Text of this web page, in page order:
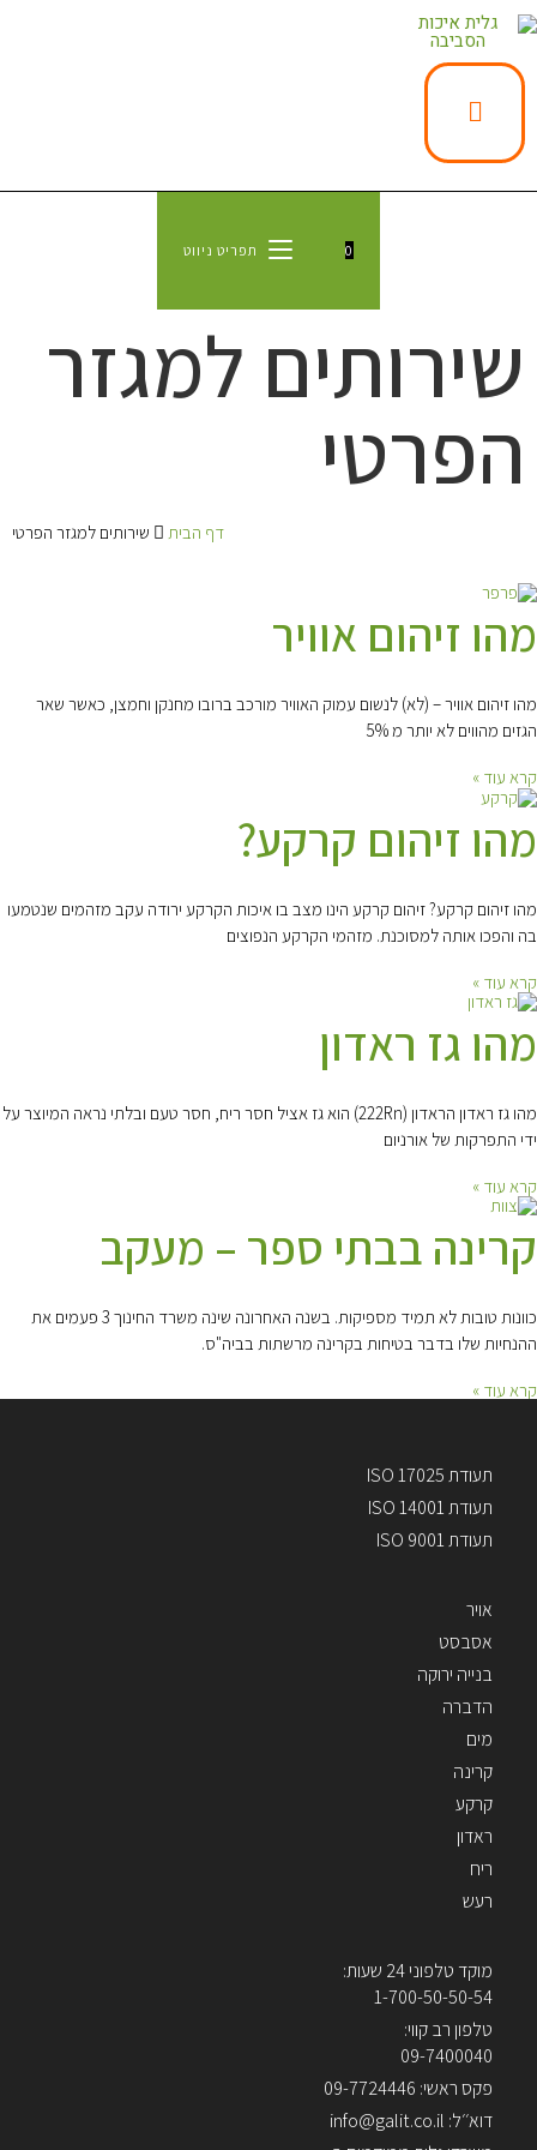
0 תפריט ניווט
שירותים למגזר
הפרטי
דף הבית שירותים למגזר הפרטי
מהו זיהום אוויר
מהו זיהום אוויר – (לא) לנשום עמוק האוויר מורכב ברובו מחנקן וחמצן, כאשר שאר
הגזים מהווים לא יותר מ 5%
קרא עוד »
מהו זיהום קרקע?
מהו זיהום קרקע? זיהום קרקע הינו מצב בו איכות הקרקע ירודה עקב מזהמים שנטמעו
בה והפכו אותה למסוכנת. מזהמי הקרקע הנפוצים
קרא עוד »
מהו גז ראדון
מהו גז ראדון הראדון (222Rn) הוא גז אציל חסר ריח, חסר טעם ובלתי נראה המיוצר על
ידי התפרקות של אורניום
קרא עוד »
קרינה בבתי ספר – מעקב
כוונות טובות לא תמיד מספיקות. בשנה האחרונה שינה משרד החינוך 3 פעמים את
ההנחיות שלו בדבר בטיחות בקרינה מרשתות בביה"ס.
קרא עוד »
תעודת ISO 17025
תעודת ISO 14001
תעודת ISO 9001
אויר
אסבסט
בנייה ירוקה
הדברה
מים
קרינה
קרקע
ראדון
ריח
רעש
מוקד טלפוני 24 שעות:
1-700-50-50-54
טלפון רב קווי:
09-7400040
פקס ראשי: 09-7724446
דוא׳׳ל: info@galit.co.il